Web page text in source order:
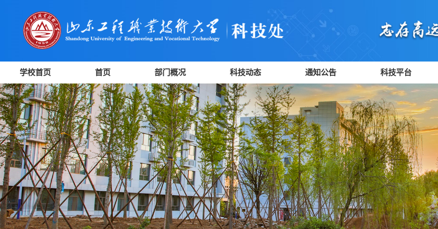
学校首页 首页 部门概况 科技动态 通知公告 科技平台